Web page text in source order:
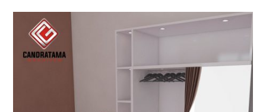
Interior
Kamar
Daerah
Nias